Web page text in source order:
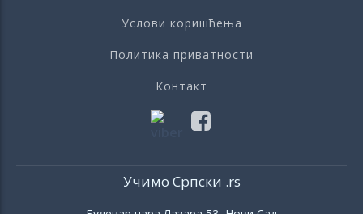
Услови коришћења
Политика приватности
Контакт
Учимо Српски .rs